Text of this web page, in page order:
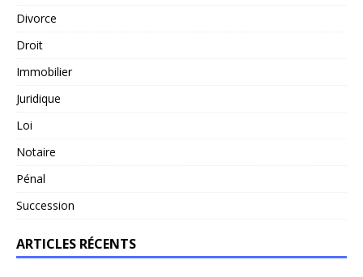
Divorce
Droit
Immobilier
Juridique
Loi
Notaire
Pénal
Succession
ARTICLES RÉCENTS